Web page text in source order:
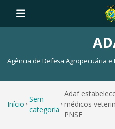
Agência de Defesa Agropecuária
Início
Sem
categoria
Adaf
médicos
PNSE